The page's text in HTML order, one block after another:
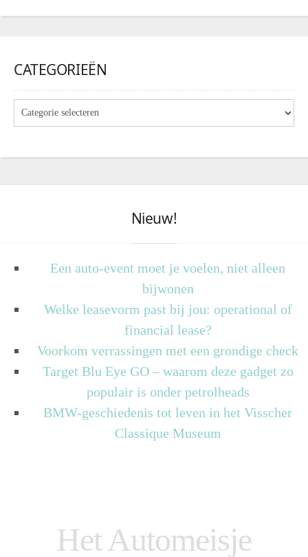
CATEGORIEËN
Nieuw!
Een auto-event moet je voelen, niet alleen
bijwonen
Welke leasevorm past bij jou: operational of
financial lease?
Voorkom verrassingen met een grondige check
Target Blu Eye GO – waarom deze gadget zo
populair is onder petrolheads
BMW-geschiedenis tot leven in het Visscher
Classique Museum
Het Automeisje